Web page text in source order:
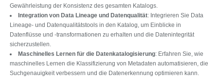
Gewährleistung der Konsistenz des gesamten Katalogs.
Integration von Data Lineage und Datenqualität: Integrieren Sie Data
Lineage- und Datenqualitätstools in den Katalog, um Einblicke in
Datenflüsse und -transformationen zu erhalten und die Datenintegrität
sicherzustellen.
Maschinelles Lernen für die Datenkatalogisierung: Erfahren Sie, wie
maschinelles Lernen die Klassifizierung von Metadaten automatisieren, die
Suchgenauigkeit verbessern und die Datenerkennung optimieren kann.